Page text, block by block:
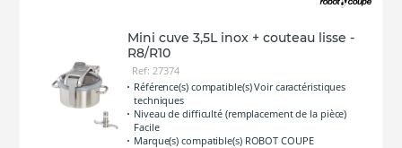
Mini cuve 3,5L inox + couteau lisse -
R8/R10
Ref: 27374
Référence(s) compatible(s) Voir caractéristiques
techniques
Niveau de difficulté (remplacement de la pièce)
Facile
Marque(s) compatible(s) ROBOT COUPE